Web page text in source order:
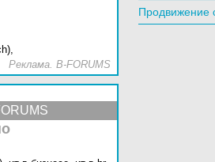
Реклама. B-FORUMS
Продвижение